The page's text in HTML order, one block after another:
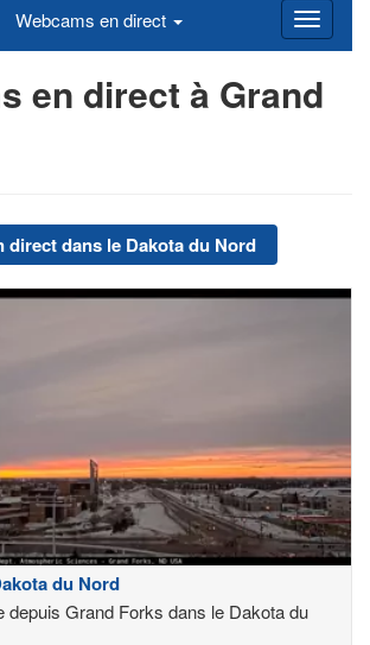
Webcams en direct
en direct à Grand
direct dans le Dakota du Nord
du Nord
depuis Grand Forks dans le Dakota du